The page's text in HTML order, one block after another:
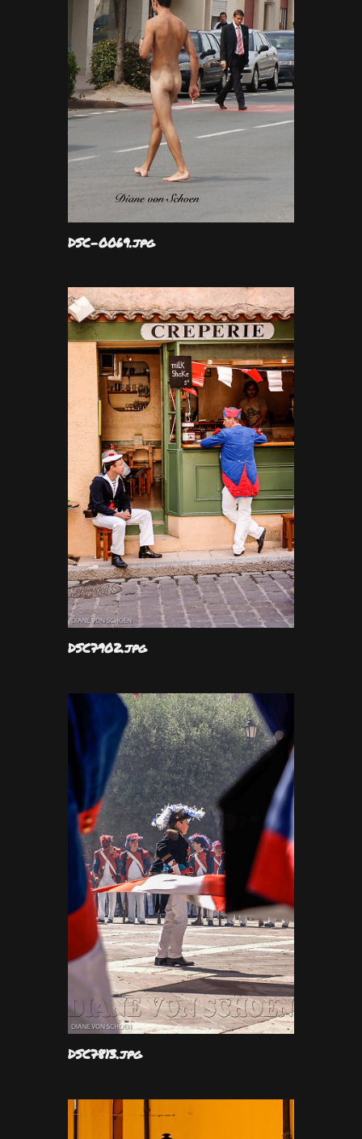
DSC-0069.jpg
DSC7902.jpg
DSC7813.jpg